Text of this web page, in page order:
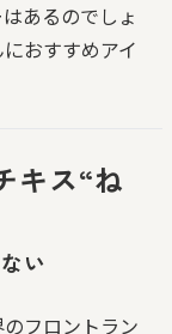
あるのでしょ
おすすめアイ
キス“ね
い
フロントラン